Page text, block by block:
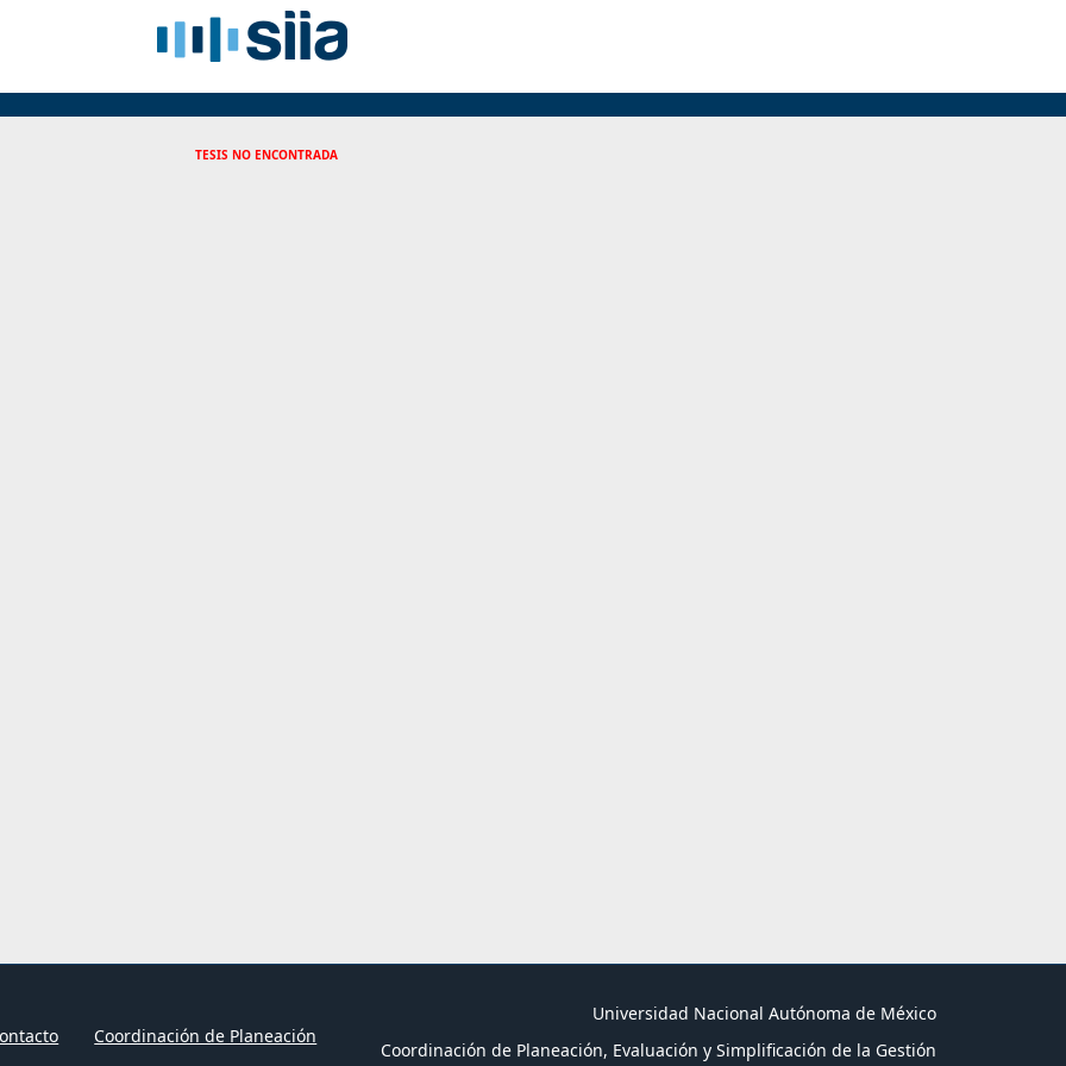
TESIS NO ENCONTRADA
Coordinación de Planeación
Universidad Nacional Autónoma de México
Coordinación de Planeación, Evaluación y Simplificación de la Gestión